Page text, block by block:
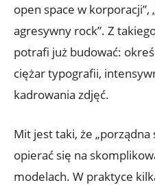
open space w
agresywny rock”. Z
potrafi już budować:
ciężar typografii,
kadrowania zdjęć.
Mit jest taki, że
opierać się na
modelach. W praktyce